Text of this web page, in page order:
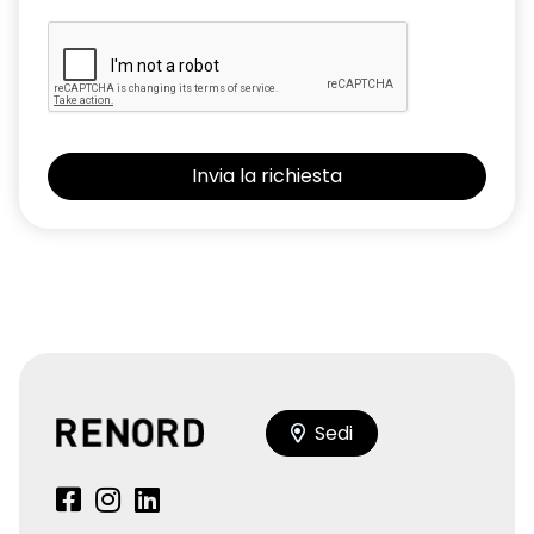
pannelli delle porte in microfibra nera
Parking camera posteriore
Parte superiore pannelli delle porte in tinta carrozzeria
Pedali Sport in alluminio
R Aero Kit: splitter ant., spoiler post."Gooseneck" in fibra di
Sedi